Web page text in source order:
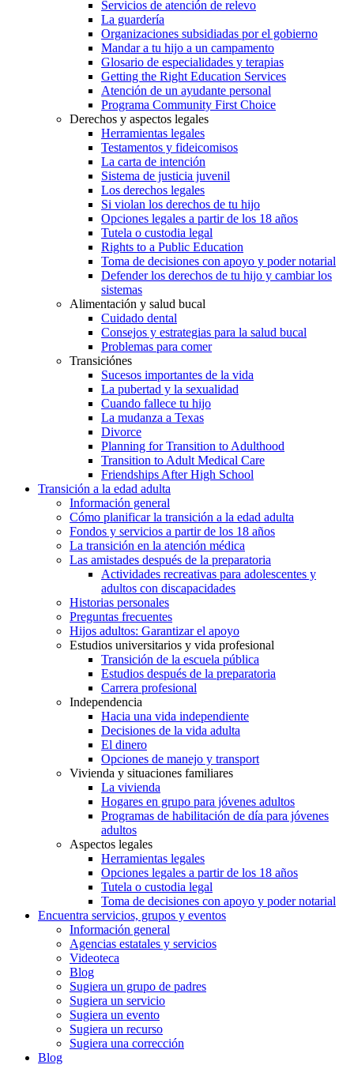
Servicios de atención de relevo
La guardería
Organizaciones subsidiadas por el gobierno
Mandar a tu hijo a un campamento
Glosario de especialidades y terapias
Getting the Right Education Services
Atención de un ayudante personal
Programa Community First Choice
Derechos y aspectos legales
Herramientas legales
Testamentos y fideicomisos
La carta de intención
Sistema de justicia juvenil
Los derechos legales
Si violan los derechos de tu hijo
Opciones legales a partir de los 18 años
Tutela o custodia legal
Rights to a Public Education
Toma de decisiones con apoyo y poder notarial
Defender los derechos de tu hijo y cambiar los
sistemas
Alimentación y salud bucal
Cuidado dental
Consejos y estrategias para la salud bucal
Problemas para comer
Transiciónes
Sucesos importantes de la vida
La pubertad y la sexualidad
Cuando fallece tu hijo
La mudanza a Texas
Divorce
Planning for Transition to Adulthood
Transition to Adult Medical Care
Friendships After High School
Transición a la edad adulta
Información general
Cómo planificar la transición a la edad adulta
Fondos y servicios a partir de los 18 años
La transición en la atención médica
Las amistades después de la preparatoria
Actividades recreativas para adolescentes y
adultos con discapacidades
Historias personales
Preguntas frecuentes
Hijos adultos: Garantizar el apoyo
Estudios universitarios y vida profesional
Transición de la escuela pública
Estudios después de la preparatoria
Carrera profesional
Independencia
Hacia una vida independiente
Decisiones de la vida adulta
El dinero
Opciones de manejo y transport
Vivienda y situaciones familiares
La vivienda
Hogares en grupo para jóvenes adultos
Programas de habilitación de día para jóvenes
adultos
Aspectos legales
Herramientas legales
Opciones legales a partir de los 18 años
Tutela o custodia legal
Toma de decisiones con apoyo y poder notarial
Encuentra servicios, grupos y eventos
Información general
Agencias estatales y servicios
Videoteca
Blog
Sugiera un grupo de padres
Sugiera un servicio
Sugiera un evento
Sugiera un recurso
Sugiera una corrección
Blog